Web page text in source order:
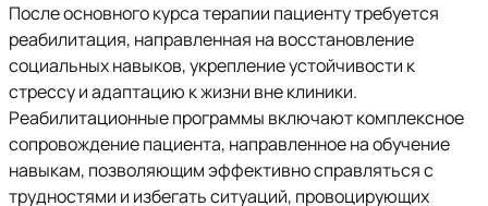
После основного курса терапии пациенту требуется
реабилитация, направленная на восстановление
социальных навыков, укрепление устойчивости к
стрессу и адаптацию к жизни вне клиники.
Реабилитационные программы включают комплексное
сопровождение пациента, направленное на обучение
навыкам, позволяющим эффективно справляться с
трудностями и избегать ситуаций, провоцирующих